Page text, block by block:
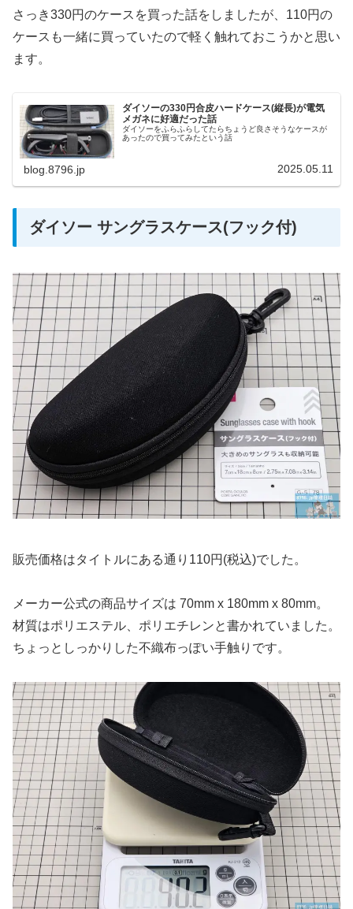
さっき330円のケースを買った話をしましたが、110円の
ケースも一緒に買っていたので軽く触れておこうかと思い
ます。
ダイソーの330円合皮ハードケース(縦長)が電気
メガネに好適だった話
ダイソーをふらふらしてたらちょうど良さそうなケースが
あったので買ってみたという話
blog.8796.jp 2025.05.11
ダイソー サングラスケース(フック付)
販売価格はタイトルにある通り110円(税込)でした。
メーカー公式の商品サイズは 70mm x 180mm x 80mm。
材質はポリエステル、ポリエチレンと書かれていました。
ちょっとしっかりした不織布っぽい手触りです。